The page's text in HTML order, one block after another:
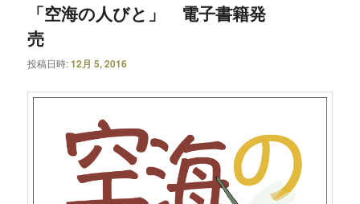
「空海の人びと」 電子書籍発
売
投稿日時:12月 5, 2016